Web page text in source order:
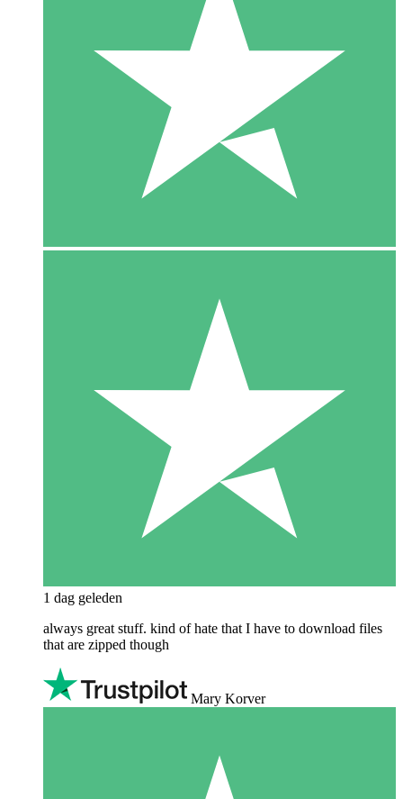
1 dag geleden
always great stuff. kind of hate that I have to download files
that are zipped though
Mary Korver